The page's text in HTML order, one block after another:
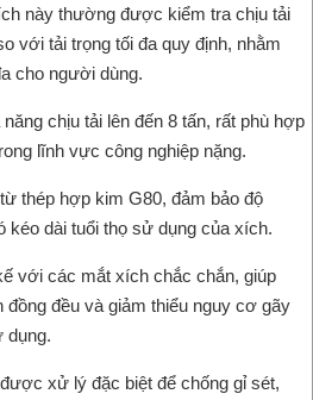
này thường được kiểm tra chịu tải
với tải trọng tối đa quy định, nhằm
cho người dùng.
chịu tải lên đến 8 tấn, rất phù hợp
lĩnh vực công nghiệp nặng.
thép hợp kim G80, đảm bảo độ
kéo dài tuổi thọ sử dụng của xích.
với các mắt xích chắc chắn, giúp
đồng đều và giảm thiểu nguy cơ gãy
dụng.
xử lý đặc biệt để chống gỉ sét,